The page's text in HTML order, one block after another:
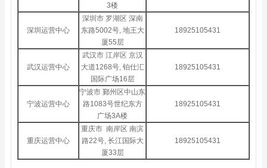
3楼
深圳运营中心
深圳市 罗湖区 深南
东路5002号, 地王大
厦55层
18925105431
武汉运营中心
武汉市 江岸区 京汉
大道1268号, 铂仕汇
国际广场16层
18925105431
宁波运营中心
宁波市 鄞州区中山东
路1083号世纪东方
广场3A楼
18925105431
重庆运营中心
重庆市 南岸区 南滨
路22号, 长江国际大
厦33层
18925105431